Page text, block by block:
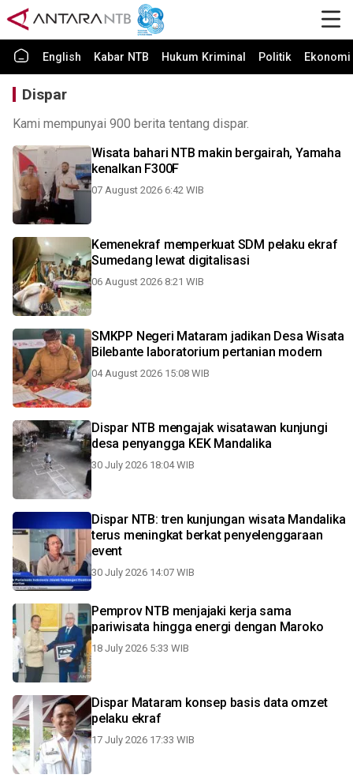
English Kabar NTB Hukum Kriminal Politik
Dispar
Kami mempunyai 900 berita tentang dispar.
Wisata bahari NTB makin bergairah, Yamaha
kenalkan F300F
07 August 2026 6:42 WIB
Kemenekraf memperkuat SDM pelaku ekraf
Sumedang lewat digitalisasi
06 August 2026 8:21 WIB
SMKPP Negeri Mataram jadikan Desa Wisata
Bilebante laboratorium pertanian modern
04 August 2026 15:08 WIB
Dispar NTB mengajak wisatawan kunjungi
desa penyangga KEK Mandalika
30 July 2026 18:04 WIB
Dispar NTB: tren kunjungan wisata Mandalika
terus meningkat berkat penyelenggaraan
event
30 July 2026 14:07 WIB
Pemprov NTB menjajaki kerja sama
pariwisata hingga energi dengan Maroko
18 July 2026 5:33 WIB
Dispar Mataram konsep basis data omzet
pelaku ekraf
17 July 2026 17:33 WIB